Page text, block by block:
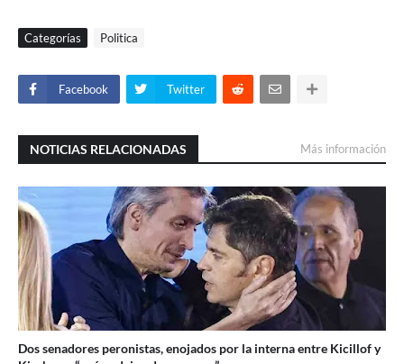
Categorías Politica
Facebook Twitter
NOTICIAS RELACIONADAS Más información
Dos senadores peronistas, enojados por la interna entre Kicillof y